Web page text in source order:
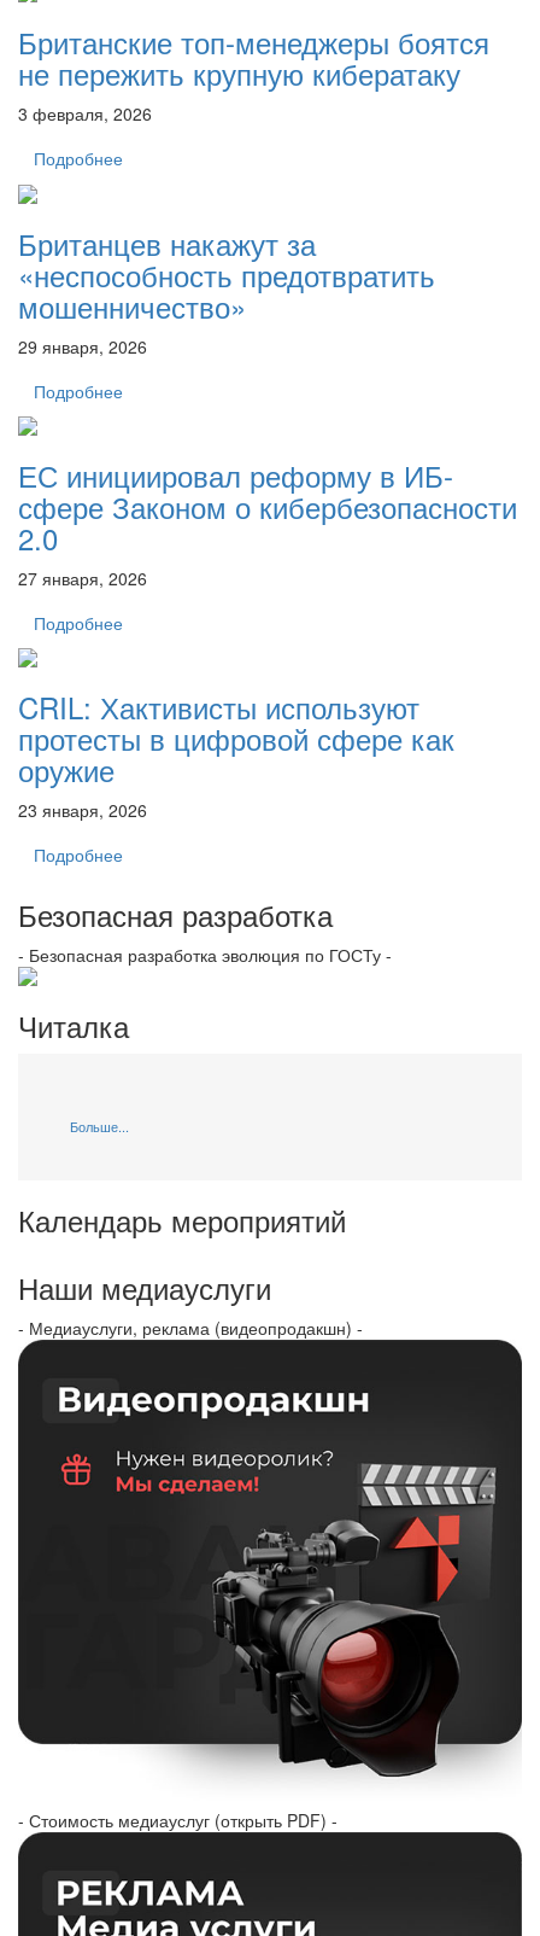
Британские топ-менеджеры боятся
не пережить крупную кибератаку
3 февраля, 2026
Подробнее
Британцев накажут за
«неспособность предотвратить
мошенничество»
29 января, 2026
Подробнее
ЕС инициировал реформу в ИБ-
сфере Законом о кибербезопасности
2.0
27 января, 2026
Подробнее
CRIL: Хактивисты используют
протесты в цифровой сфере как
оружие
23 января, 2026
Подробнее
Безопасная разработка
- Безопасная разработка эволюция по ГОСТу -
Читалка
Больше...
Календарь мероприятий
Наши медиауслуги
- Медиауслуги, реклама (видеопродакшн) -
- Стоимость медиауслуг (открыть PDF) -